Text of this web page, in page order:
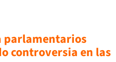
parlamentarios
controversia en las